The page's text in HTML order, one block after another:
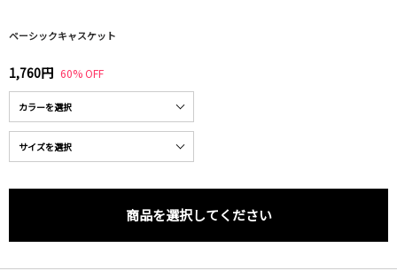
ベーシックキャスケット
1,760円 60% OFF
商品を選択してください